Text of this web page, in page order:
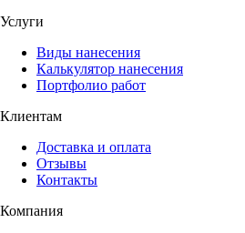
Услуги
Виды нанесения
Калькулятор нанесения
Портфолио работ
Клиентам
Доставка и оплата
Отзывы
Контакты
Компания